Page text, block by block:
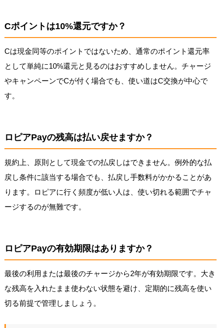
Cポイントは10%還元ですか？
Cは現金同等のポイントではないため、通常のポイント還元率
として単純に10%還元と見るのはおすすめしません。チャージ
やキャンペーンでCが付く場合でも、使い道はC交換が中心で
す。
ロピアPayの残高は払い戻せますか？
規約上、原則として現金での払戻しはできません。例外的な払
戻し条件に該当する場合でも、払戻し手数料がかかることがあ
ります。ロピアに行く頻度が低い人は、使い切れる範囲でチャ
ージするのが無難です。
ロピアPayの有効期限はありますか？
最後の利用または最後のチャージから2年が有効期限です。大き
な残高を入れたまま使わない状態を避け、定期的に残高を使い
切る前提で管理しましょう。